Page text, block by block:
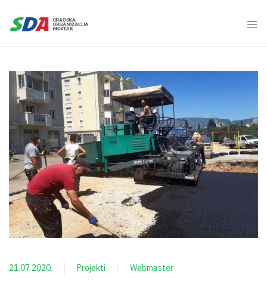
21.07.2020. Projekti Webmaster